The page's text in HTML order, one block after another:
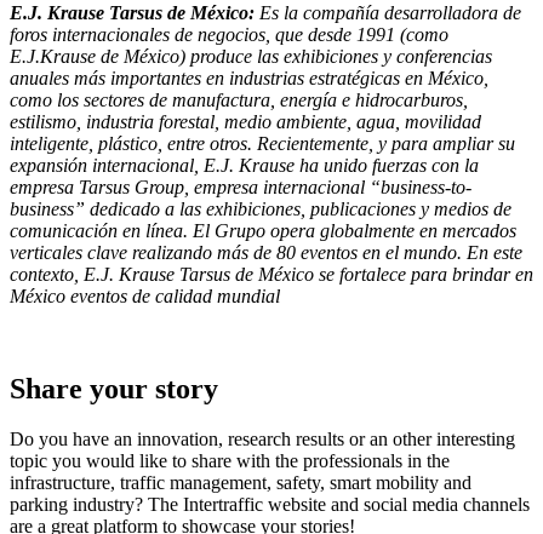
E.J. Krause Tarsus de México: Es la compañía desarrolladora de
foros internacionales de negocios, que desde 1991 (como
E.J.Krause de México) produce las exhibiciones y conferencias
anuales más importantes en industrias estratégicas en México,
como los sectores de manufactura, energía e hidrocarburos,
estilismo, industria forestal, medio ambiente, agua, movilidad
inteligente, plástico, entre otros. Recientemente, y para ampliar su
expansión internacional, E.J. Krause ha unido fuerzas con la
empresa Tarsus Group, empresa internacional “business-to-
business” dedicado a las exhibiciones, publicaciones y medios de
comunicación en línea. El Grupo opera globalmente en mercados
verticales clave realizando más de 80 eventos en el mundo. En este
contexto, E.J. Krause Tarsus de México se fortalece para brindar en
México eventos de calidad mundial
Share your story
Do you have an innovation, research results or an other interesting
topic you would like to share with the professionals in the
infrastructure, traffic management, safety, smart mobility and
parking industry? The Intertraffic website and social media channels
are a great platform to showcase your stories!